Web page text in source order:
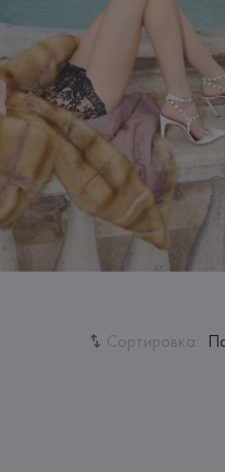
Сортировка: